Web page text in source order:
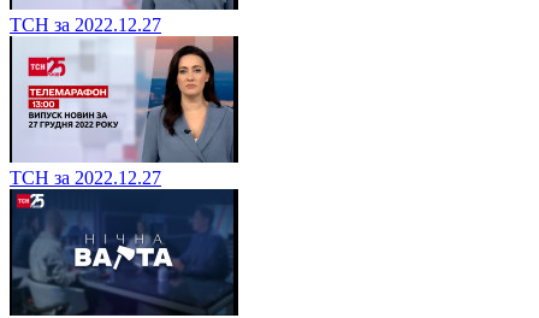
ТСН за 2022.12.27
ТСН за 2022.12.27